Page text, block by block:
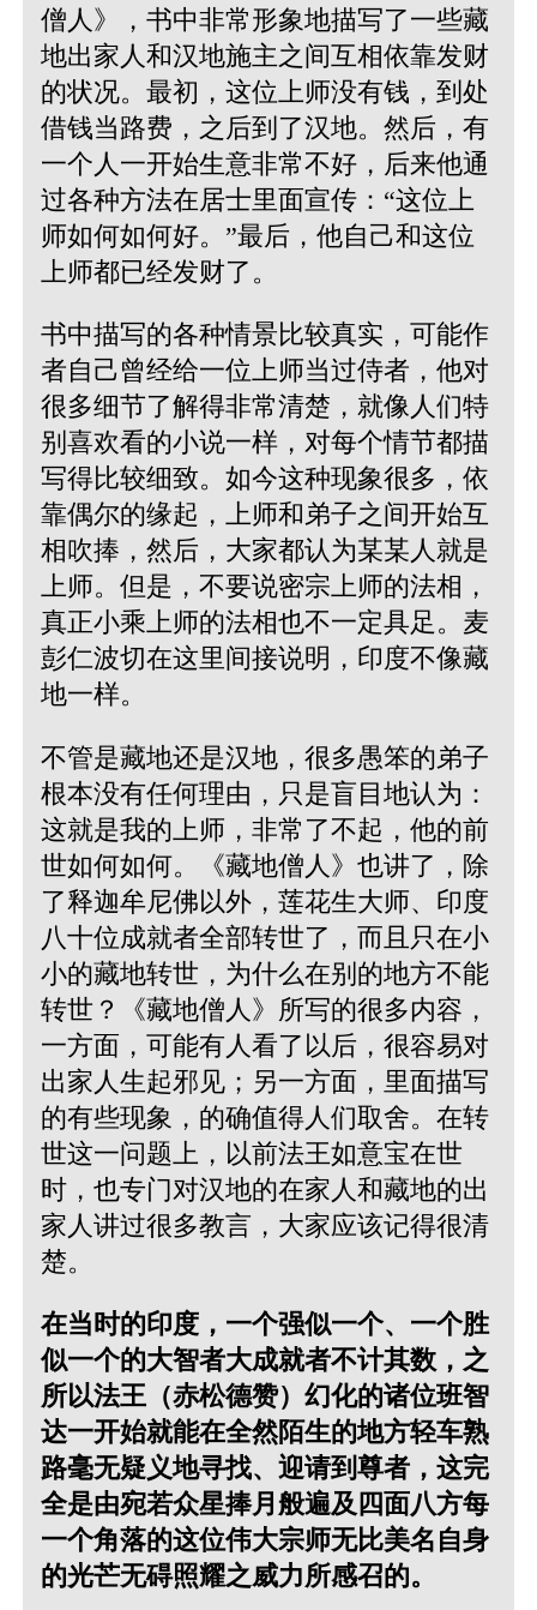
僧人》，书中非常形象地描写了一些藏
地出家人和汉地施主之间互相依靠发财
的状况。最初，这位上师没有钱，到处
借钱当路费，之后到了汉地。然后，有
一个人一开始生意非常不好，后来他通
过各种方法在居士里面宣传：“这位上
师如何如何好。”最后，他自己和这位
上师都已经发财了。
书中描写的各种情景比较真实，可能作
者自己曾经给一位上师当过侍者，他对
很多细节了解得非常清楚，就像人们特
别喜欢看的小说一样，对每个情节都描
写得比较细致。如今这种现象很多，依
靠偶尔的缘起，上师和弟子之间开始互
相吹捧，然后，大家都认为某某人就是
上师。但是，不要说密宗上师的法相，
真正小乘上师的法相也不一定具足。麦
彭仁波切在这里间接说明，印度不像藏
地一样。
不管是藏地还是汉地，很多愚笨的弟子
根本没有任何理由，只是盲目地认为：
这就是我的上师，非常了不起，他的前
世如何如何。《藏地僧人》也讲了，除
了释迦牟尼佛以外，莲花生大师、印度
八十位成就者全部转世了，而且只在小
小的藏地转世，为什么在别的地方不能
转世？《藏地僧人》所写的很多内容，
一方面，可能有人看了以后，很容易对
出家人生起邪见；另一方面，里面描写
的有些现象，的确值得人们取舍。在转
世这一问题上，以前法王如意宝在世
时，也专门对汉地的在家人和藏地的出
家人讲过很多教言，大家应该记得很清
楚。
在当时的印度，一个强似一个、一个胜
似一个的大智者大成就者不计其数，之
所以法王（赤松德赞）幻化的诸位班智
达一开始就能在全然陌生的地方轻车熟
路毫无疑义地寻找、迎请到尊者，这完
全是由宛若众星捧月般遍及四面八方每
一个角落的这位伟大宗师无比美名自身
的光芒无碍照耀之威力所感召的。